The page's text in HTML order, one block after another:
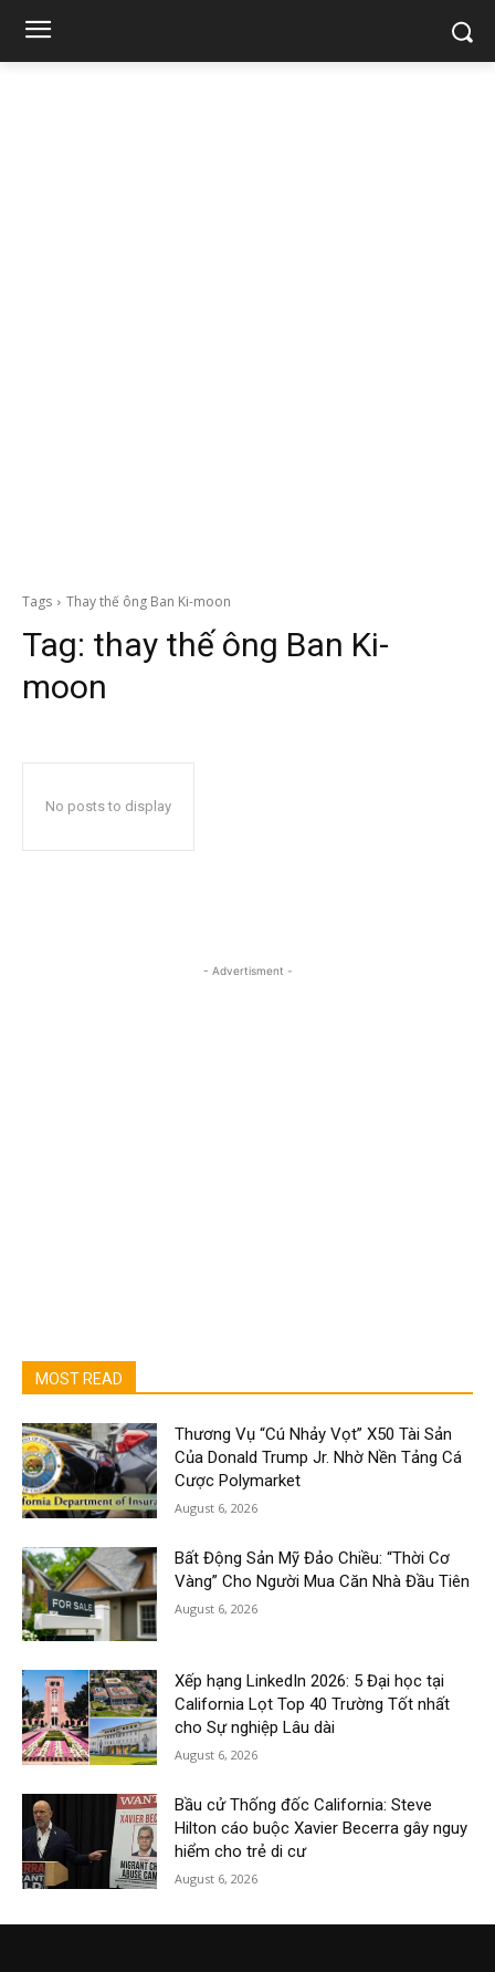
Tags Thay thế ông Ban Ki-moon
Tag: thay thế ông Ban Ki-
moon
No posts to display
- Advertisment -
MOST READ
Thương Vụ “Cú Nhảy Vọt” X50 Tài Sản
Của Donald Trump Jr. Nhờ Nền Tảng Cá
Cược Polymarket
August 6, 2026
Bất Động Sản Mỹ Đảo Chiều: “Thời Cơ
Vàng” Cho Người Mua Căn Nhà Đầu Tiên
August 6, 2026
Xếp hạng LinkedIn 2026: 5 Đại học tại
California Lọt Top 40 Trường Tốt nhất
cho Sự nghiệp Lâu dài
August 6, 2026
Bầu cử Thống đốc California: Steve
Hilton cáo buộc Xavier Becerra gây nguy
hiểm cho trẻ di cư
August 6, 2026